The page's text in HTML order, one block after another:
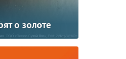
о золоте